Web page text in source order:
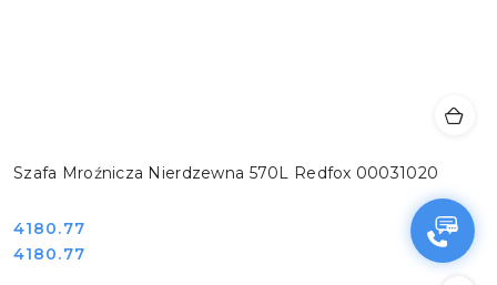
Szafa Mroźnicza Nierdzewna 570L Redfox 00031020
Cena:
4180.77
Cena:
4180.77